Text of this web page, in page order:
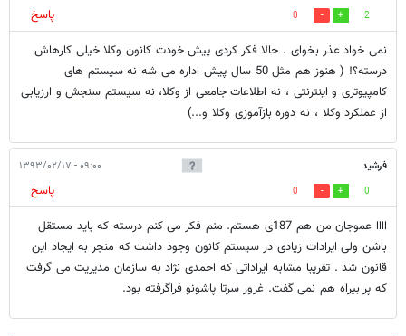
2
0
پاسخ
نمی خواد عذر بخوای . حالا فکر کردی پیش خودت کانون وکلا خیلی کارهاش
درسته؟! ( هنوز هم مثل 50 سال پیش اداره می شه نه سیستم های
کامپیوتری و اینترنتی ، نه اطلاعات جامعی از وکلا، نه سیستم سنجش و ارزیابی
از عملکرد وکلا ، نه دوره بازآموزی وکلا و...)
فرشید ۰۹:۰۰ - ۱۳۹۳/۰۲/۱۷
0
0
پاسخ
اااا عموجان من هم 187ی هستم. منم فکر می کنم درسته که باید مستقل
باشن ولی ایرادات زیادی در سیستم کانون وجود داشت که منجر به ایجاد این
قانون شد . تقریبا مشابه ایراداتی که احمدی نژاد به سازمان مدیریت می گرفت
که پر بیراه هم نمی گفت. غرور سرتا پاشونو فراگرفته بود.